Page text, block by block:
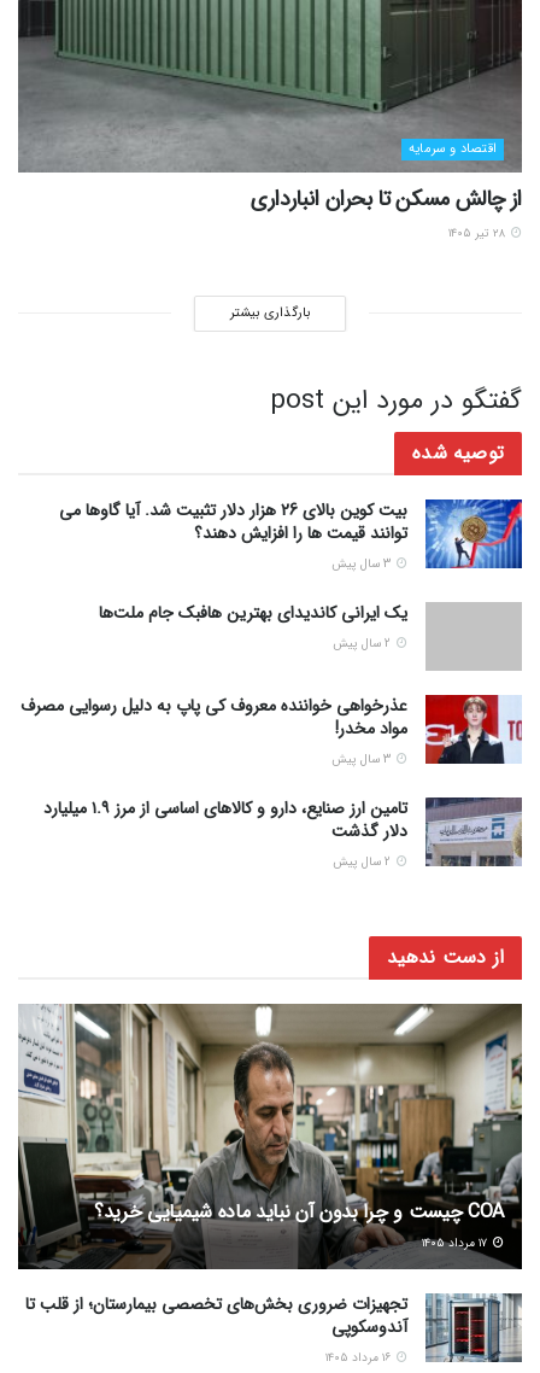
اقتصاد و سرمایه
از چالش مسکن تا بحران انبارداری
بارگذاری بیشتر
گفتگو در مورد این post
توصیه شده
بیت کوین بالای 26 هزار دلار تثبیت شد. آیا گاوها می
توانند قیمت ها را افزایش دهند؟
یک ایرانی کاندیدای بهترین هافبک جام ملت‌ها
عذرخواهی خواننده معروف کی پاپ به دلیل رسوایی مصرف
مواد مخدر!
تامین ارز صنایع، دارو و کالاهای اساسی از مرز ۱.۹ میلیارد
دلار گذشت
از دست ندهید
COA چیست و چرا بدون آن نباید ماده شیمیایی خرید؟
تجهیزات ضروری بخش‌های تخصصی بیمارستان؛ از قلب تا
آندوسکوپی